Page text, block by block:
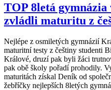
TOP 8letá
zvládli maturitu z
Nejlépe z osmiletých gymnázií
maturitní testy z češtiny studenti
Králové, druzí pak byli žáci
pak obě školy pořadí prohodily.
maturitách získal Deník od
žebříčky nejlepších 8letých